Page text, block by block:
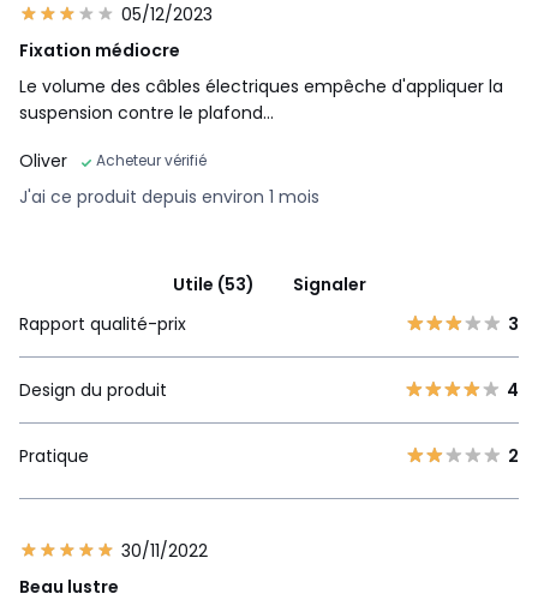
05/12/2023
Fixation médiocre
Le volume des câbles électriques empêche d'appliquer la
suspension contre le plafond...
Oliver
Acheteur vérifié
J'ai ce produit depuis environ 1 mois
Utile (53)
Signaler
Rapport qualité-prix
3
Design du produit 4
Pratique 2
30/11/2022
Beau lustre